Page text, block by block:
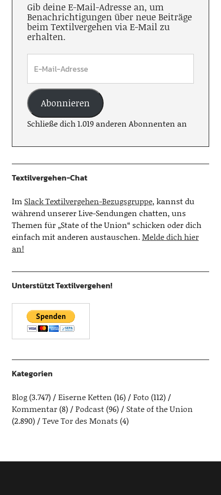
Gib deine E-Mail-Adresse an, um
Benachrichtigungen über neue Beiträge
beim Textilvergehen via E-Mail zu
erhalten.
Abonnieren
Schließe dich 1.019 anderen Abonnenten an
Textilvergehen-Chat
Im Slack Textilvergehen-Bezugsgruppe, kannst du
während unserer Live-Sendungen chatten, uns
Themen für „State of the Union“ schicken oder dich
einfach mit anderen austauschen.Melde dich hier
an!
Unterstützt Textilvergehen!
Kategorien
Blog(3.747) Eiserne Ketten (16) Foto (112)
Kommentar(8) Podcast(96)
State of the Union
(2.890)
Teve Tor des Monats (4)